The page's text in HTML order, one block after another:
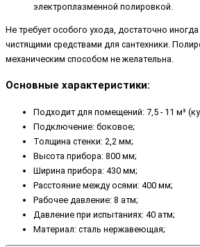
электроплазменной полировкой.
Не требует особого ухода, достаточно
чистящими средствами для сантехники.
механическим способом не желательна.
Основные характеристики:
Подходит для помещений: 7,5 - 11 м³
Подключение: боковое;
Толщина стенки: 2,2 мм;
Высота прибора: 800 мм;
Ширина прибора: 430 мм;
Расстояние между осями: 400 мм;
Рабочее давление: 8 атм;
Давление при испытаниях: 40 атм;
Материал: сталь нержавеющая;